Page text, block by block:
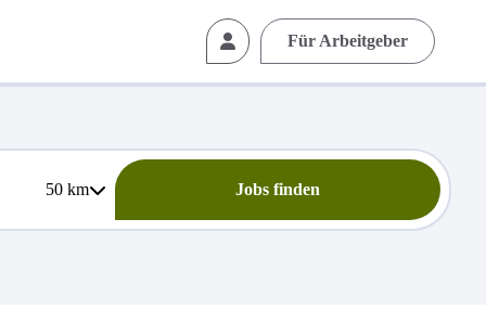
Für Arbeitgeber
50km Jobs finden